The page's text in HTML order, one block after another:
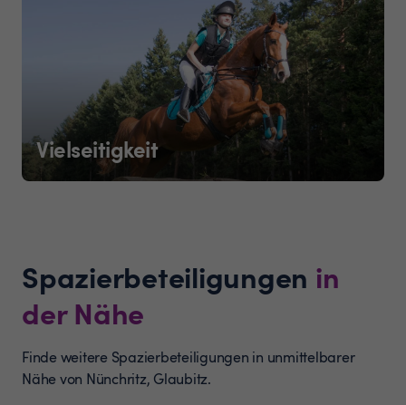
Vielseitigkeit
Spazierbeteiligungen in
der Nähe
Finde weitere Spazierbeteiligungen in unmittelbarer
Nähe von Nünchritz, Glaubitz.